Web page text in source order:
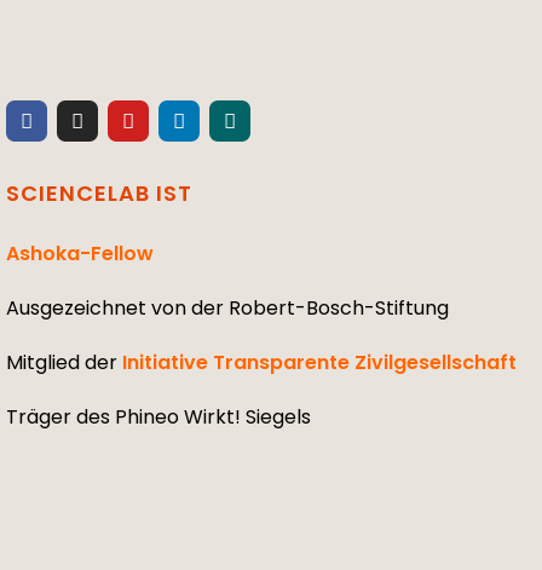
SCIENCELAB IST
Ashoka-Fellow
Ausgezeichnet von der Robert-Bosch-Stiftung
Mitglied der Initiative Transparente Zivilgesellschaft
Träger des Phineo Wirkt! Siegels